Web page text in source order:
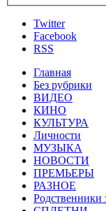
Twitter
Facebook
RSS
Главная
Без рубрики
ВИДЕО
КИНО
КУЛЬТУРА
Личности
МУЗЫКА
НОВОСТИ
ПРЕМЬЕРЫ
РАЗНОЕ
Родственники